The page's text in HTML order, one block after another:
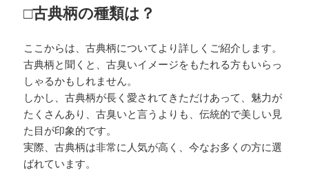
□古典柄の種類は？
ここからは、古典柄についてより詳しくご紹介します。
古典柄と聞くと、古臭いイメージをもたれる方もいらっ
しゃるかもしれません。
しかし、古典柄が長く愛されてきただけあって、魅力が
たくさんあり、古臭いと言うよりも、伝統的で美しい見
た目が印象的です。
実際、古典柄は非常に人気が高く、今なお多くの方に選
ばれています。